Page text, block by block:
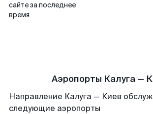
сайте за последнее
время
Аэропорты Калуга —
Направление Калуга — Киев
следующие аэропорты